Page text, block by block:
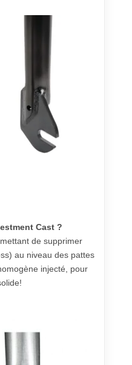
Cast ?
de supprimer
au niveau des pattes
injecté, pour